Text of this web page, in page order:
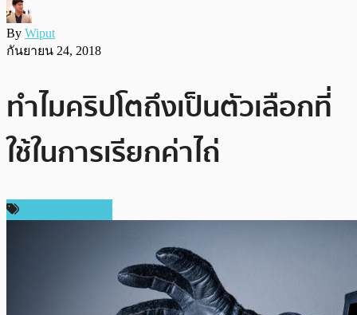
By Wiput
กันยายน 24, 2018
ทำไมคริปโตถึงเป็นตัวเลือกที่
ใช้ในการเรียกค่าไถ่